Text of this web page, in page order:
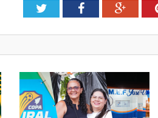
TwitterFacebook